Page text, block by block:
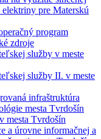
pre Materskú
program
zdroje
služby v meste
služby II. v meste
infraštruktúra
mesta Tvrdošín
mesta Tvrdošín
a úrovne informačnej a